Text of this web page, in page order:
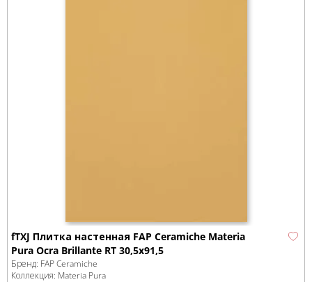
fTXJ Плитка настенная FAP Ceramiche Materia
Pura Ocra Brillante RT 30,5x91,5
Бренд: FAP Ceramiche
Коллекция: Materia Pura